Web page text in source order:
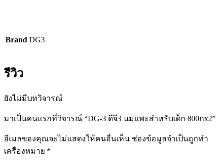
Brand DG3
รีวิว
ยังไม่มีบทวิจารณ์
มาเป็นคนแรกที่วิจารณ์ “DG-3 ดีจี3 นมแพะสำหรับเด็ก 800กx2”
อีเมลของคุณจะไม่แสดงให้คนอื่นเห็น ช่องข้อมูลจำเป็นถูกทำ
เครื่องหมาย *